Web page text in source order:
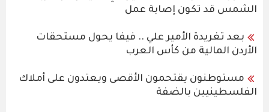
الشمس قد تكون إصابة عمل
بعد تغريدة الأمير علي .. فيفا يحول مستحقات
الأردن المالية من كأس العرب
مستوطنون يقتحمون الأقصى ويعتدون على أملاك
الفلسطينيين بالضفة